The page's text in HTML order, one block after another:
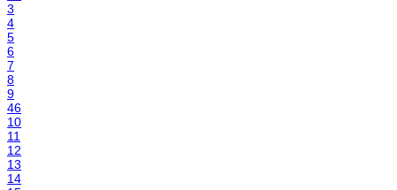
3
4
5
6
7
8
9
46
10
11
12
13
14